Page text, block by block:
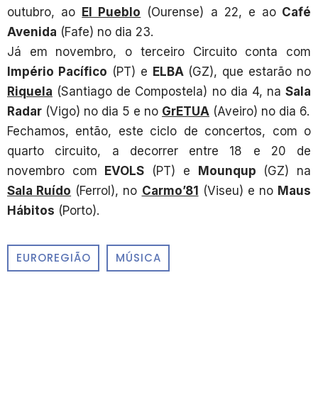
outubro, ao El Pueblo (Ourense) a 22, e aoCafé
Avenida (Fafe) no dia 23.
Já em novembro, o terceiro Circuito conta com
Império Pacífico (PT) e ELBA(GZ), que estarão no
Riquela (Santiago de Compostela) no dia 4, na Sala
Radar (Vigo) no dia 5 e no GrETUA (Aveiro) no dia 6.
Fechamos, então, este ciclo de concertos, com o
quarto circuito, a decorrer entre 18 e 20 de
novembro com EVOLS (PT) e Mounqup (GZ) na
Sala Ruído (Ferrol), no Carmo’81 (Viseu) e no Maus
Hábitos (Porto).
EUROREGIÃO MÚSICA